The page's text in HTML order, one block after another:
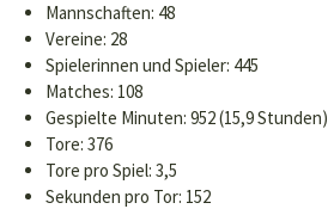
Mannschaften: 48
Vereine: 28
Spielerinnen und Spieler: 445
Matches: 108
Gespielte Minuten: 952 (15,9 Stunden)
Tore: 376
Tore pro Spiel: 3,5
Sekunden pro Tor: 152